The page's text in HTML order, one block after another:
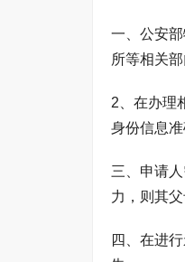
一、公安
所等相关
2、在办理
身份信息
三、申请
力，则其
四、在进